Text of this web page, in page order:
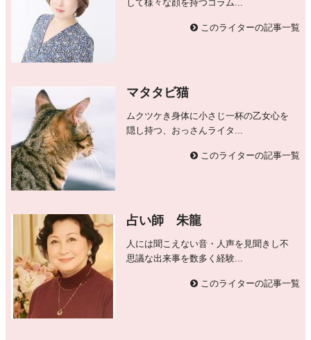
して様々な顔を持つコラム...
このライターの記事一覧
マタタビ猫
ムクツケき身体に小さじ一杯の乙女心を
隠し持つ、おっさんライタ...
このライターの記事一覧
占い師 朱龍
人には聞こえない音・人声を見聞きし不
思議な出来事を数多く経験...
このライターの記事一覧